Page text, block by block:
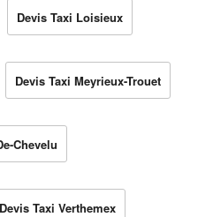
Devis Taxi Loisieux
Devis Taxi Meyrieux-Trouet
Chevelu
Devis Taxi Verthemex